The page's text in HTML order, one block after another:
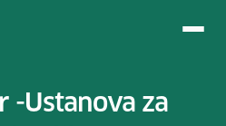
-Ustanova za